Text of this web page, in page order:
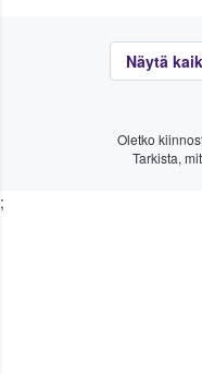
Näytä
Oletko
Tarkista,
;